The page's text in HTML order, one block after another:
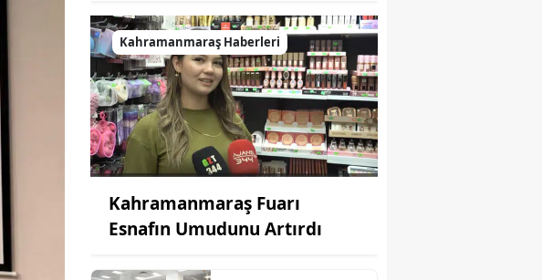
Kahramanmaraş Haberleri
Kahramanmaraş Fuarı
Esnafın Umudunu Artırdı